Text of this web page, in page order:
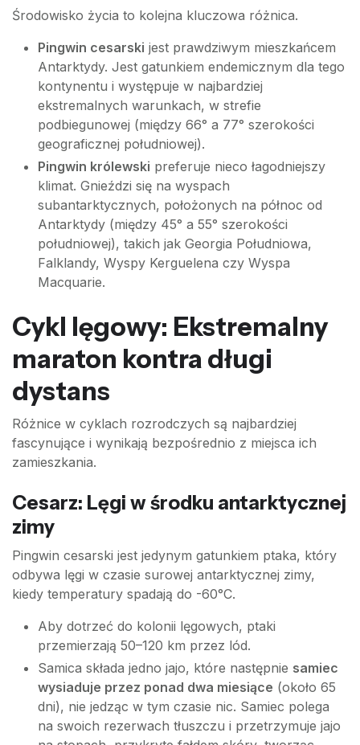
Środowisko życia to kolejna kluczowa różnica.
Pingwin cesarski jest prawdziwym mieszkańcem
Antarktydy. Jest gatunkiem endemicznym dla tego
kontynentu i występuje w najbardziej
ekstremalnych warunkach, w strefie
podbiegunowej (między 66° a 77° szerokości
geograficznej południowej).
Pingwin królewski preferuje nieco łagodniejszy
klimat. Gnieździ się na wyspach
subantarktycznych, położonych na północ od
Antarktydy (między 45° a 55° szerokości
południowej), takich jak Georgia Południowa,
Falklandy, Wyspy Kerguelena czy Wyspa
Macquarie.
Cykl lęgowy: Ekstremalny
maraton kontra długi
dystans
Różnice w cyklach rozrodczych są najbardziej
fascynujące i wynikają bezpośrednio z miejsca ich
zamieszkania.
Cesarz: Lęgi w środku antarktycznej
zimy
Pingwin cesarski jest jedynym gatunkiem ptaka, który
odbywa lęgi w czasie surowej antarktycznej zimy,
kiedy temperatury spadają do -60°C.
Aby dotrzeć do kolonii lęgowych, ptaki
przemierzają 50–120 km przez lód.
Samica składa jedno jajo, które następnie samiec
wysiaduje przez ponad dwa miesiące (około 65
dni), nie jedząc w tym czasie nic. Samiec polega
na swoich rezerwach tłuszczu i przetrzymuje jajo